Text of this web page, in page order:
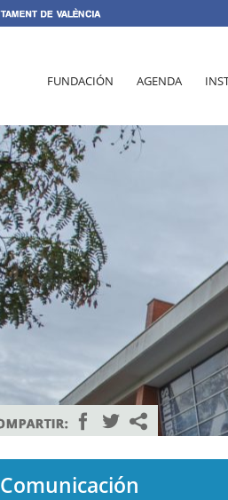
FUNDACIÓN AGENDA
Comunicación